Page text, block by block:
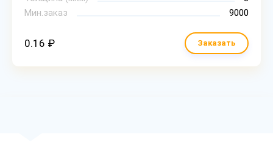
Мин.заказ
9000
0.16 ₽ Заказать